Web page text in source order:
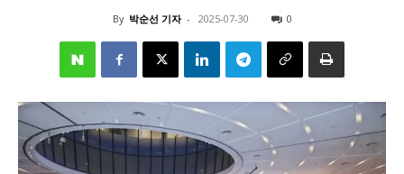
By 박순선 기자 - 2025-07-30 0